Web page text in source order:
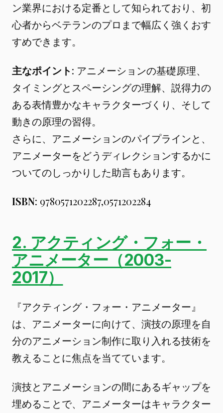
ン業界における定番として知られており、初
心者からベテランのプロまで幅広く強くおす
すめできます。
主なポイント: アニメーションの基礎原理、
タイミングとスペーシングの理解、説得力の
ある表情豊かなキャラクターづくり、そして
動きの原理の習得。
さらに、アニメーションのパイプラインと、
アニメーターをどうディレクションするかに
ついてのしっかりした助言もあります。
ISBN: 9780571202287,0571202284
2. アクティング・フォー・
アニメーター（2003-
2017）
『アクティング・フォー・アニメーター』
は、アニメーターに向けて、演技の原理を自
分のアニメーション制作に取り入れる技術を
教えることに焦点を当てています。
演技とアニメーションの間にあるギャップを
埋めることで、アニメーターはキャラクター